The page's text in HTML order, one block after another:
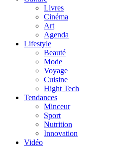
Livres
Cinéma
Art
Agenda
Lifestyle
Beauté
Mode
Voyage
Cuisine
Hight Tech
Tendances
Minceur
Sport
Nutrition
Innovation
Vidéo